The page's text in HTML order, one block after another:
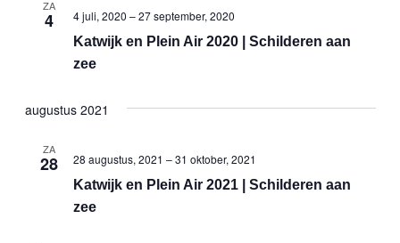
ZA
4
Katwijk en Plein Air 2020 | Schilderen aan
zee
4 juli, 2020 –27 september, 2020
augustus 2021
ZA
28
Katwijk en Plein Air 2021 | Schilderen aan
zee
28 augustus, 2021 –31 oktober, 2021